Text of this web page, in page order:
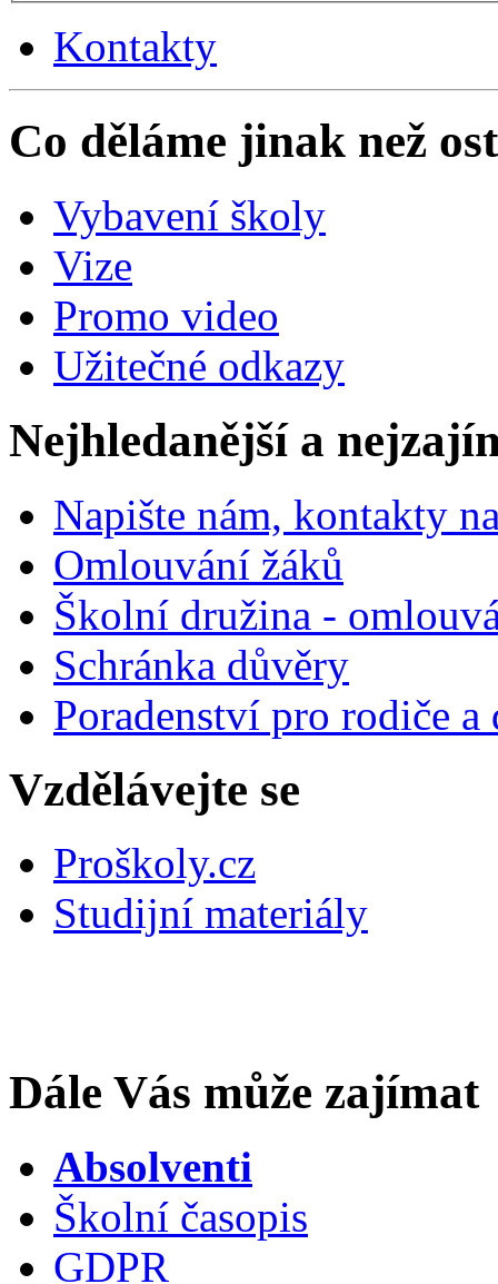
Kontakty
Co děláme jinak než
Vybavení školy
Vize
Promo video
Užitečné odkazy
Nejhledanější a
Napište nám, kontakty
Omlouvání žáků
Školní družina -
Schránka důvěry
Poradenství pro rodiče
Vzdělávejte se
Proškoly.cz
Studijní materiály
Dále Vás může zajímat
Absolventi
Školní časopis
GDPR